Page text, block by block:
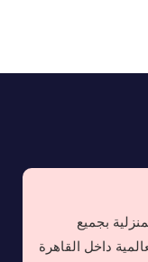
بجميع
داخل القاهرة